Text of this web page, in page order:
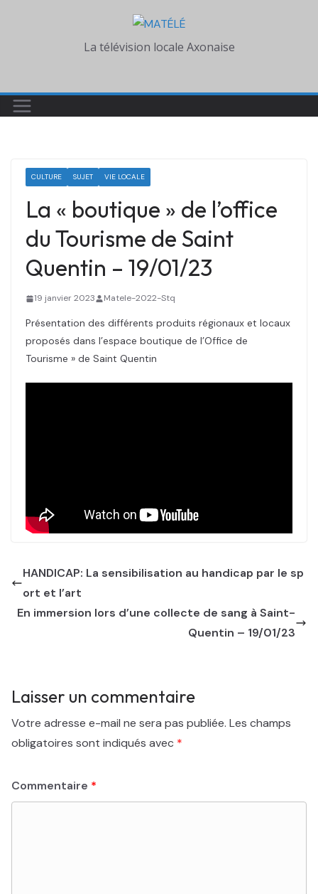
La télévision locale Axonaise
CULTURE SUJET VIE LOCALE
La « boutique » de l’office
du Tourisme de Saint
Quentin – 19/01/23
19 janvier 2023 Matele-2022-Stq
Présentation des différents produits régionaux et locaux
proposés dans l’espace boutique de l’Office de
Tourisme » de Saint Quentin
HANDICAP: La sensibilisation au handicap par le sp
ort et l’art
En immersion lors d’une collecte de sang à Saint-
Quentin – 19/01/23
Laisser un commentaire
Votre adresse e-mail ne sera pas publiée. Les champs
obligatoires sont indiqués avec *
Commentaire *